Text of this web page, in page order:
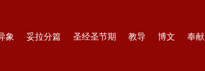
象 妥拉分篇 圣经圣节期 教导 博文 奉献